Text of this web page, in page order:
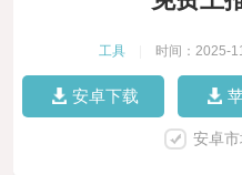
工具 时间：2025-
安卓下载
安卓